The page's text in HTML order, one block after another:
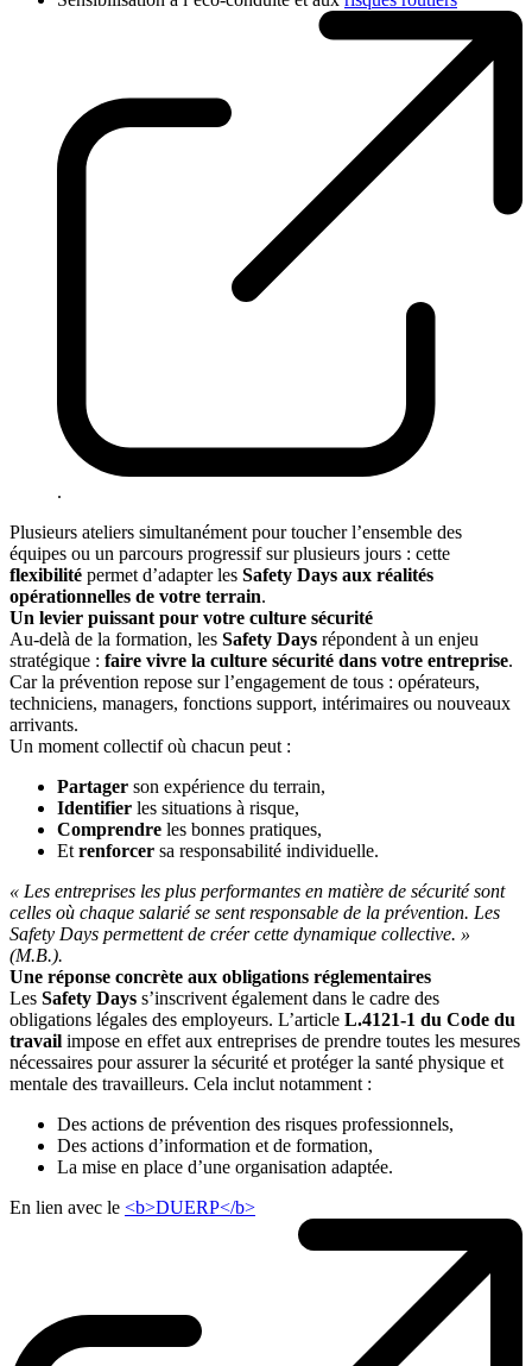
.
Plusieurs ateliers simultanément pour toucher l’ensemble des
équipes ou un parcours progressif sur plusieurs jours : cette
flexibilité permet d’adapter les Safety Days aux réalités
opérationnelles de votre terrain.
Un levier puissant pour votre culture sécurité
Au-delà de la formation, les Safety Days répondent à un enjeu
stratégique : faire vivre la culture sécurité dans votre entreprise.
Car la prévention repose sur l’engagement de tous : opérateurs,
techniciens, managers, fonctions support, intérimaires ou nouveaux
arrivants.
Un moment collectif où chacun peut :
Partager son expérience du terrain,
Identifier les situations à risque,
Comprendre les bonnes pratiques,
Et renforcer sa responsabilité individuelle.
« Les entreprises les plus performantes en matière de sécurité sont
celles où chaque salarié se sent responsable de la prévention. Les
Safety Days permettent de créer cette dynamique collective. »
(M.B.).
Une réponse concrète aux obligations réglementaires
Les Safety Days s’inscrivent également dans le cadre des
obligations légales des employeurs. L’article L.4121-1 du Code du
travail impose en effet aux entreprises de prendre toutes les mesures
nécessaires pour assurer la sécurité et protéger la santé physique et
mentale des travailleurs. Cela inclut notamment :
Des actions de prévention des risques professionnels,
Des actions d’information et de formation,
La mise en place d’une organisation adaptée.
En lien avec le <b>DUERP</b>